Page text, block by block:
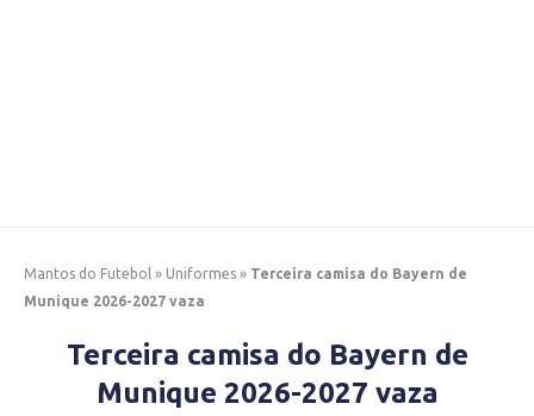
Mantos do Futebol » Uniformes » Terceira camisa do Bayern de
Munique 2026-2027 vaza
Terceira camisa do Bayern de
Munique 2026-2027 vaza